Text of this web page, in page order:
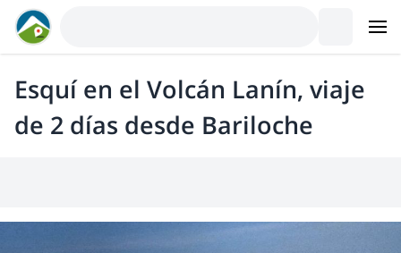
Esquí en el Volcán Lanín, viaje
de 2 días desde Bariloche